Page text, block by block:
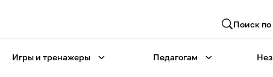
Поиск по
Игры и тренажеры Педагогам